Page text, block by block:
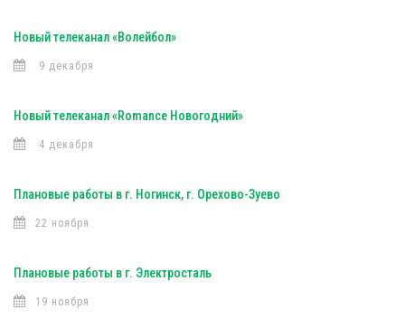
Новый телеканал «Волейбол»
9 декабря
Новый телеканал «Romance Новогодний»
4 декабря
Плановые работы в г. Ногинск, г. Орехово-Зуево
22 ноября
Плановые работы в г. Электросталь
19 ноября